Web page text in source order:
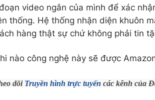
video ngắn của mình để xác
thống. Hệ thống nhận diện khuôn
hàng thật sự chứ không phải tin
nào công nghệ này sẽ được
dõi Truyền hình trực tuyến các kênh của